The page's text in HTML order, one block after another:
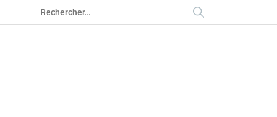
Rechercher :